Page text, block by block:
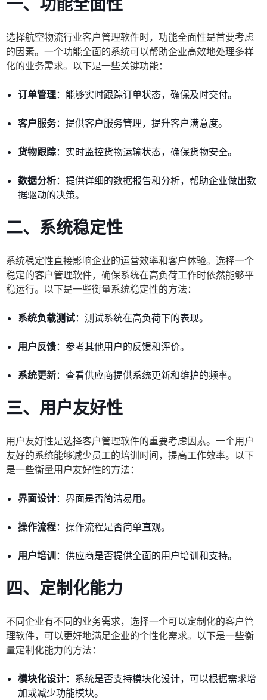
一、功能全面性
选择航空物流行业客户管理软件时，功能全面性是首要考虑
的因素。一个功能全面的系统可以帮助企业高效地处理多样
化的业务需求。以下是一些关键功能：
订单管理：能够实时跟踪订单状态，确保及时交付。
客户服务：提供客户服务管理，提升客户满意度。
货物跟踪：实时监控货物运输状态，确保货物安全。
数据分析：提供详细的数据报告和分析，帮助企业做出数
据驱动的决策。
二、系统稳定性
系统稳定性直接影响企业的运营效率和客户体验。选择一个
稳定的客户管理软件，确保系统在高负荷工作时依然能够平
稳运行。以下是一些衡量系统稳定性的方法：
系统负载测试：测试系统在高负荷下的表现。
用户反馈：参考其他用户的反馈和评价。
系统更新：查看供应商提供系统更新和维护的频率。
三、用户友好性
用户友好性是选择客户管理软件的重要考虑因素。一个用户
友好的系统能够减少员工的培训时间，提高工作效率。以下
是一些衡量用户友好性的方法：
界面设计：界面是否简洁易用。
操作流程：操作流程是否简单直观。
用户培训 ：供应商是否提供全面的用户培训和支持。
四、定制化能力
不同企业有不同的业务需求，选择一个可以定制化的客户管
理软件，可以更好地满足企业的个性化需求。以下是一些衡
量定制化能力的方法：
模块化设计：系统是否支持模块化设计，可以根据需求增
加或减少功能模块。